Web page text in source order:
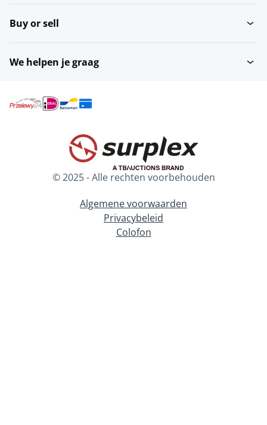
Buy or sell
We helpen je graag
© 2025 - Alle rechten voorbehouden
Algemene voorwaarden
Privacybeleid
Colofon